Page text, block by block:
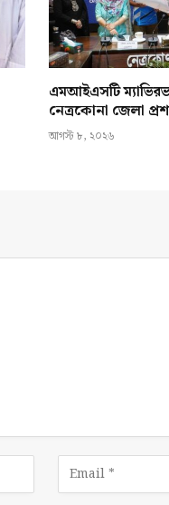
এমআইএসটি
নেত্রকোনা জেলা
আগস্ট ৮, ২০২৬